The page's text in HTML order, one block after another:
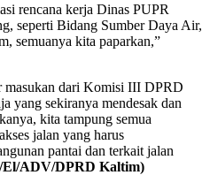
rencana kerja Dinas PUPR
seperti Bidang Sumber Daya Air,
semuanya kita paparkan,”
masukan dari Komisi III DPRD
yang sekiranya mendesak dan
kita tampung semua
jalan yang harus
pantai dan terkait jalan
El/ADV/DPRD Kaltim)